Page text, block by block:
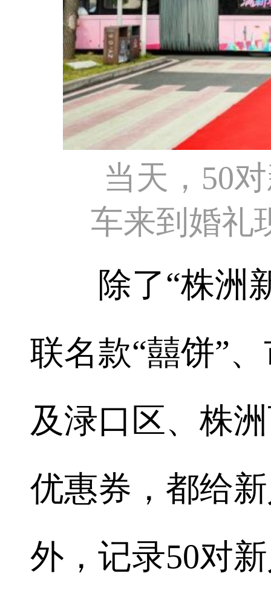
当天，50
车来到婚
除了“株洲新
联名款“囍饼”
及渌口区、株
优惠券，都给
外，记录50对